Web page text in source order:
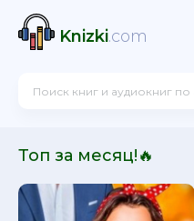
Knizki.com
Топ за месяц!🔥